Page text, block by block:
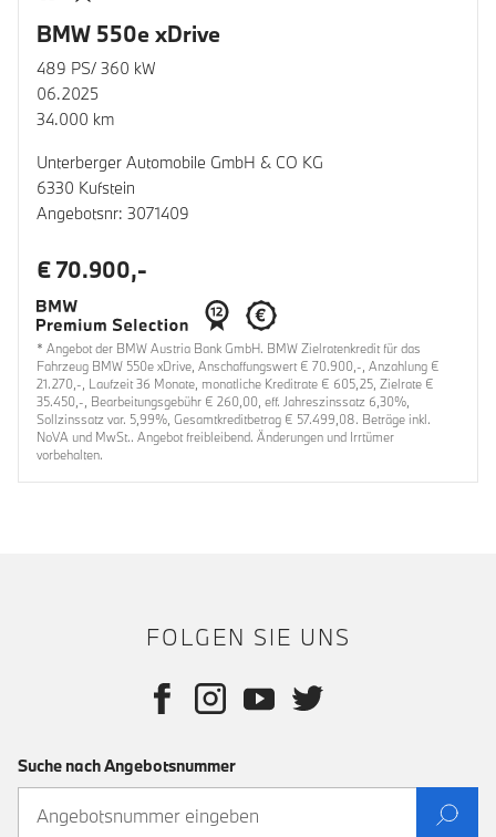
BMW 550e xDrive
489 PS/ 360 kW
06.2025
34.000 km
Unterberger Automobile GmbH & CO KG
6330 Kufstein
Angebotsnr: 3071409
€ 70.900,-
* Angebot der BMW Austria Bank GmbH. BMW Zielratenkredit für das
Fahrzeug BMW 550e xDrive, Anschaffungswert € 70.900,-, Anzahlung €
21.270,-, Laufzeit 36 Monate, monatliche Kreditrate € 605,25, Zielrate €
35.450,-, Bearbeitungsgebühr € 260,00, eff. Jahreszinssatz 6,30%,
Sollzinssatz var. 5,99%, Gesamtkreditbetrag € 57.499,08. Beträge inkl.
NoVA und MwSt.. Angebot freibleibend. Änderungen und Irrtümer
vorbehalten.
FOLGEN SIE UNS
Suche nach Angebotsnummer